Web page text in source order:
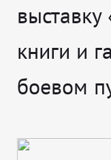
выставку
книги и
боевом